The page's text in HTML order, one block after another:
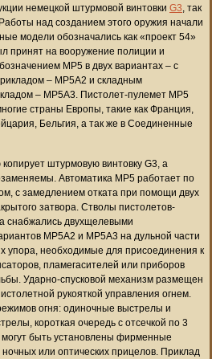
немецкой штурмовой винтовки G3, так
над созданием этого оружия начали
модели обозначались как «проект 54»
принят на вооружение полиции и
MP5 в двух вариантах – с
– MP5A2 и складным
– MP5A3. Пистолет-пулемет MP5
страны Европы, такие как Франция,
Бельгия, а так же в Соединенные
штурмовую винтовку G3, а
Автоматика MP5 работает по
с замедлением отката при помощи двух
затвора. Стволы пистолетов-
снабжались двухщелевыми
MP5A2 и MP5A3 на дульной части
упора, необходимые для присоединения к
пламегасителей или приборов
Ударно-спусковой механизм размещен
рукояткой управления огнем.
огня: одиночные выстрелы и
короткая очередь с отсечкой по 3
быть установлены фирменные
или оптических прицелов. Приклад